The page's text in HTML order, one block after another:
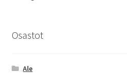
Osastot
Ale